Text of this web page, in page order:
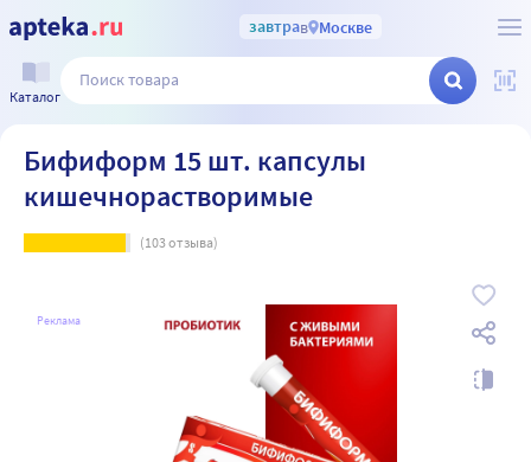
завтрав Москве
Каталог
Бифиформ 15 шт. капсулы
кишечнорастворимые
(103отзыва)
Реклама